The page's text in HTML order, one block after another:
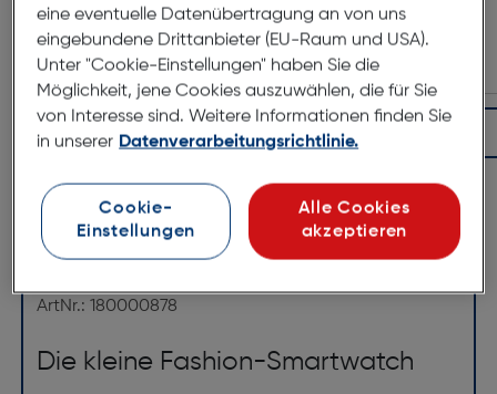
Cremegold
€ 59,99
In den Warenkorb
Produktbeschreibung
ArtNr.: 180000878
Die kleine Fashion-Smartwatch
eine eventuelle Datenübertragung an von uns
eingebundene Drittanbieter (EU-Raum und USA).
Unter "Cookie-Einstellungen" haben Sie die
Möglichkeit, jene Cookies auszuwählen, die für Sie
von Interesse sind. Weitere Informationen finden Sie
in unserer Datenverarbeitungsrichtlinie.
Cookie-
Einstellungen
Alle Cookies
akzeptieren